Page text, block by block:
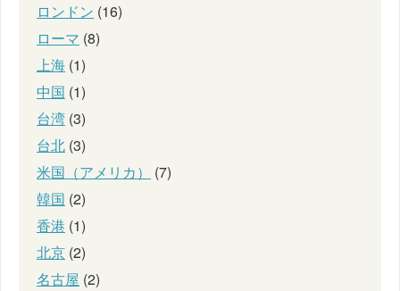
ロンドン (16)
ローマ (8)
上海 (1)
中国 (1)
台湾 (3)
台北 (3)
米国（アメリカ）
(7)
韓国 (2)
香港 (1)
北京 (2)
名古屋 (2)